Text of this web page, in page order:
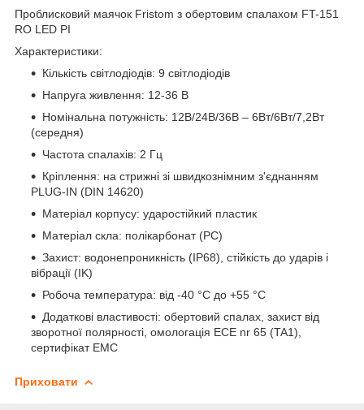
Проблисковий маячок Fristom з обертовим спалахом FT-151
RO LED PI
Характеристики:
Кількість світлодіодів: 9 світлодіодів
Напруга живлення: 12-36 В
Номінальна потужність: 12В/24В/36B – 6Вт/6Вт/7,2Вт
(середня)
Частота спалахів: 2 Гц
Кріплення: на стрижні зі швидкознімним з'єднанням
PLUG-IN (DIN 14620)
Матеріал корпусу: ударостійкий пластик
Матеріал скла: полікарбонат (PC)
Захист: водонепроникність (IP68), стійкість до ударів і
вібрації (IK)
Робоча температура: від -40 °C до +55 °C
Додаткові властивості: обертовий спалах, захист від
зворотної полярності, омологація ECE nr 65 (TA1),
сертифікат EMC
Приховати